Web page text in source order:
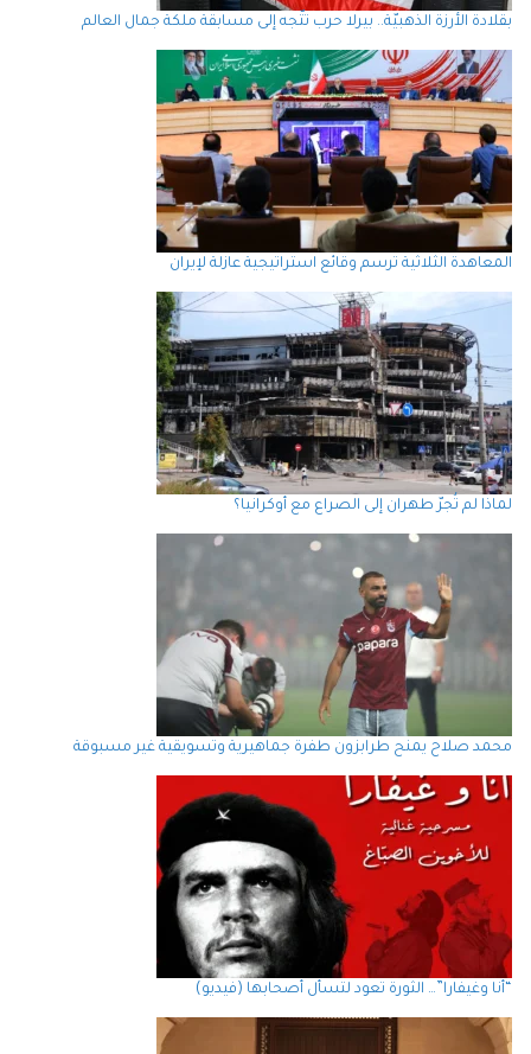
بقلادة الأرزة الذهبيّة.. بيرلا حرب تتّجه إلى مسابقة ملكة جمال العالم
المعاهدة الثلاثية ترسم وقائع استراتيجية عازلة لإيران
لماذا لم تُجرّ طهران إلى الصراع مع أوكرانيا؟
محمد صلاح يمنح طرابزون طفرة جماهيرية وتسويقية غير مسبوقة
“أنا وغيفارا”… الثورة تعود لتسأل أصحابها (فيديو)